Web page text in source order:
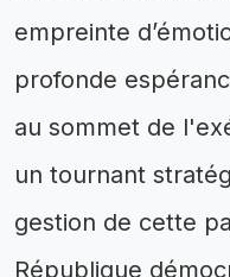
empreinte
profonde
au sommet de
un tournant
gestion de cette
République